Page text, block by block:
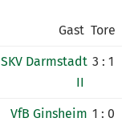
Gast Tore
SKV Darmstadt
II
3 : 1
VfB Ginsheim 1 : 0